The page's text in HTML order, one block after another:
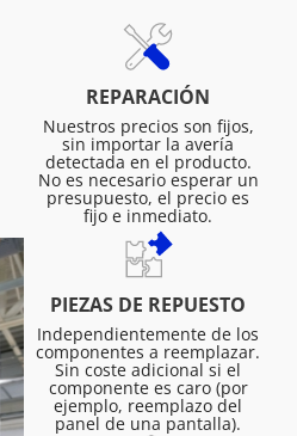
REPARACIÓN
Nuestros precios son fijos,
sin importar la avería
detectada en el producto.
No es necesario esperar un
presupuesto, el precio es
fijo e inmediato.
PIEZAS DE REPUESTO
Independientemente de los
componentes a reemplazar.
Sin coste adicional si el
componente es caro (por
ejemplo, reemplazo del
panel de una pantalla).